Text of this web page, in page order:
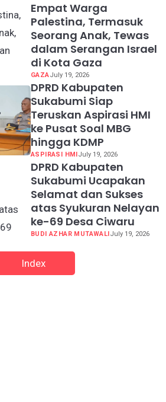
Empat Warga
Palestina, Termasuk
Seorang Anak, Tewas
dalam Serangan Israel
di Kota Gaza
GAZAJuly 19, 2026
DPRD Kabupaten
Sukabumi Siap
Teruskan Aspirasi HMI
ke Pusat Soal MBG
hingga KDMP
ASPIRASI HMI July 19, 2026
DPRD Kabupaten
Sukabumi Ucapakan
Selamat dan Sukses
atas Syukuran Nelayan
ke-69 Desa Ciwaru
BUDI AZHAR MUTAWALI July 19, 2026
Index